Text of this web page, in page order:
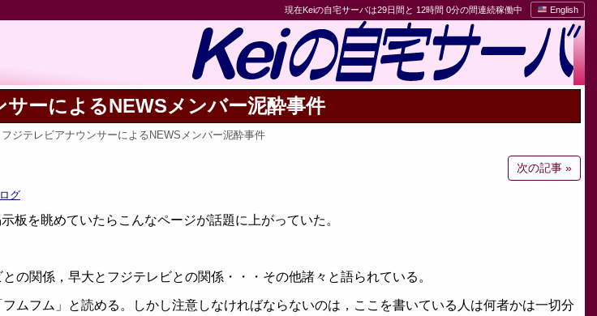
現在Keiの自宅サーバは29日間と 12時間 0分の間連続稼働中 English
ーによるNEWSメンバー泥酔事件
フジテレビアナウンサーによるNEWSメンバー泥酔事件
次の記事 »
グ
板を眺めていたらこんなページが話題に上がっていた。
の関係，早大とフジテレビとの関係・・・その他諸々と語られている。
フムフム」と読める。しかし注意しなければならないのは，ここを書いている人は何者かは一切分